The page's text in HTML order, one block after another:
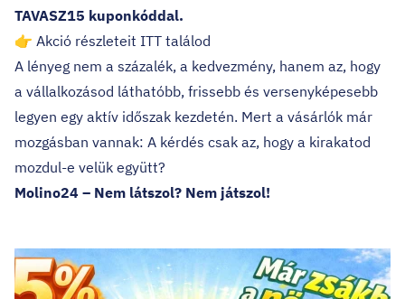
TAVASZ15 kuponkóddal.
👉 Akció részleteit ITT találod
A lényeg nem a százalék, a kedvezmény, hanem az, hogy
a vállalkozásod láthatóbb, frissebb és versenyképesebb
legyen egy aktív időszak kezdetén. Mert a vásárlók már
mozgásban vannak: A kérdés csak az, hogy a kirakatod
mozdul-e velük együtt?
Molino24 – Nem látszol? Nem játszol!